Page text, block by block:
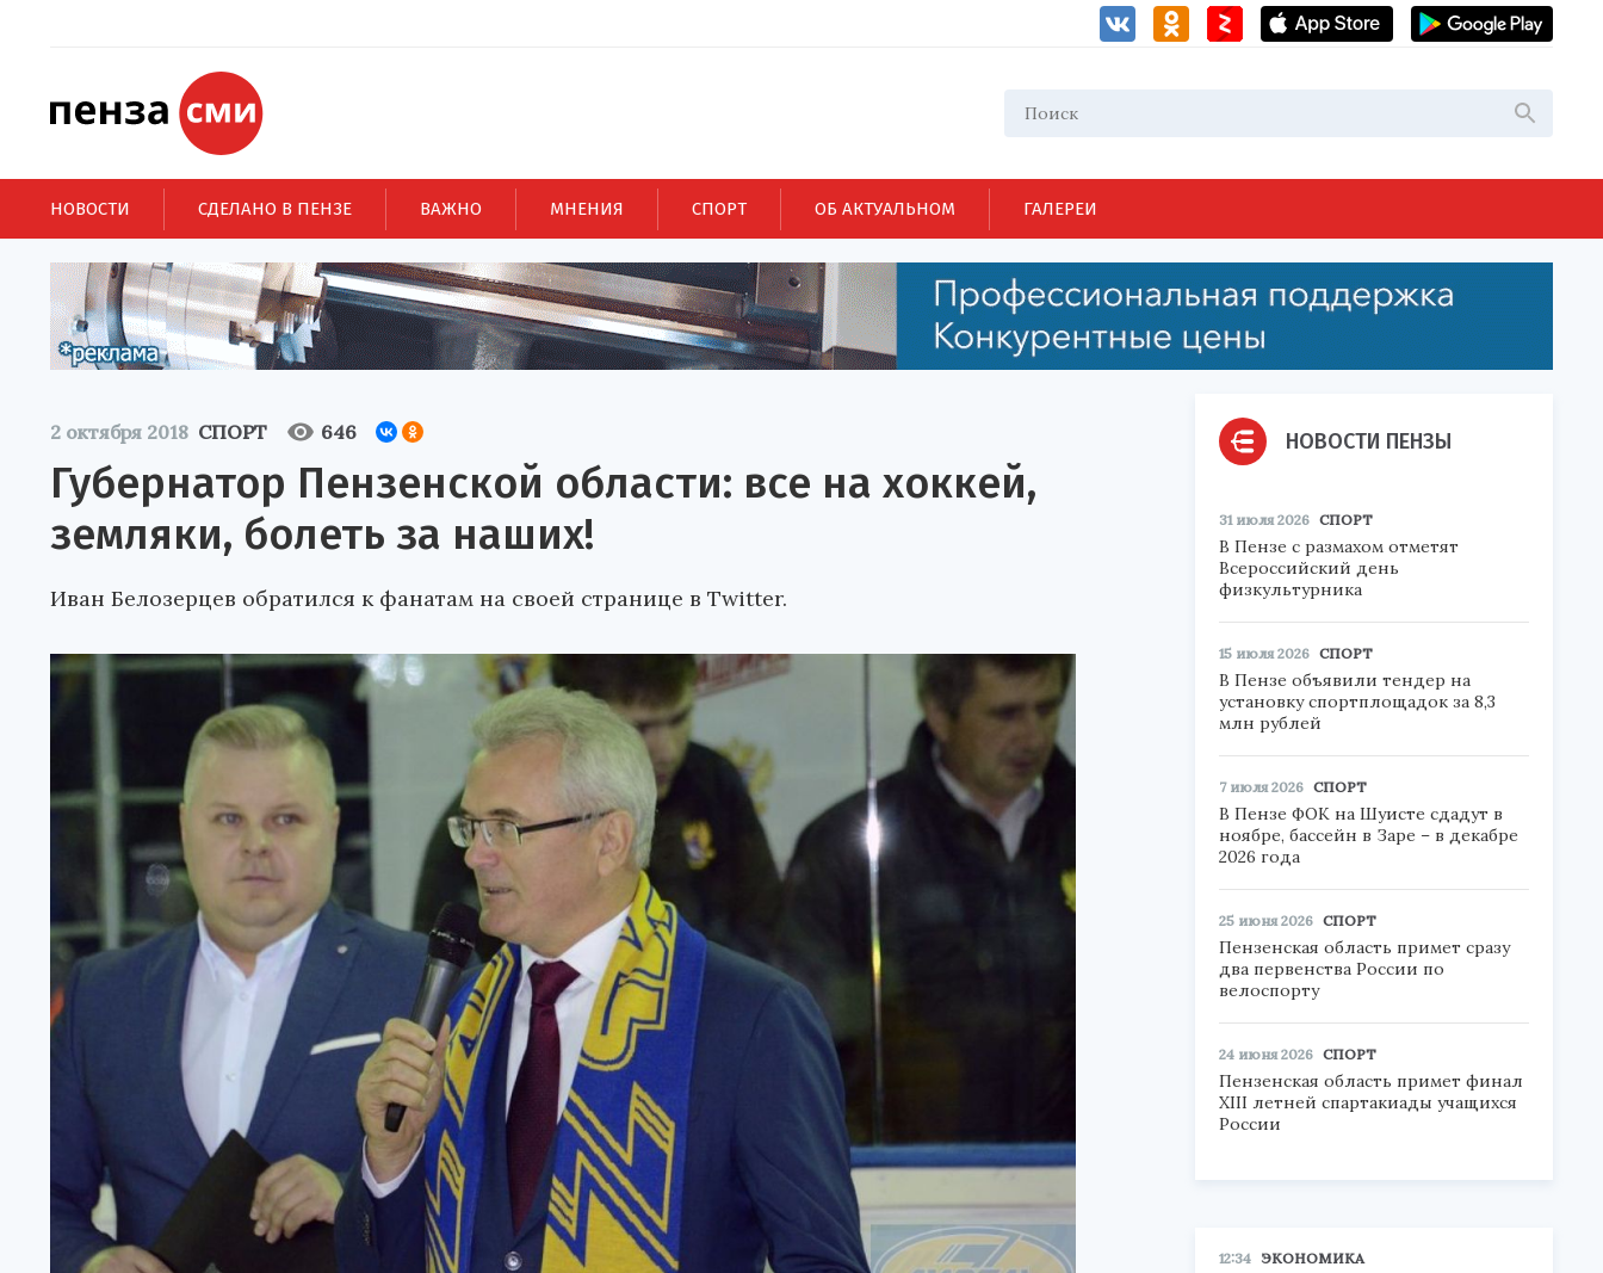
НОВОСТИ СДЕЛАНО В ПЕНЗЕ ВАЖНО МНЕНИЯ СПОРТ ОБ АКТУАЛЬНОМ ГАЛЕРЕИ
2 октября 2018 СПОРТ 646
Губернатор Пензенской области: все на хоккей,
земляки, болеть за наших!
Иван Белозерцев обратился к фанатам на своей странице в Twitter.
НОВОСТИ ПЕНЗЫ
31 июля 2026 СПОРТ
В Пензе с размахом отметят
Всероссийский день
физкультурника
15 июля 2026 СПОРТ
В Пензе объявили тендер на
установку спортплощадок за 8,3
млн рублей
7 июля 2026 СПОРТ
В Пензе ФОК на Шуисте сдадут в
ноябре, бассейн в Заре – в декабре
2026 года
25 июня 2026 СПОРТ
Пензенская область примет сразу
два первенства России по
велоспорту
24 июня 2026 СПОРТ
Пензенская область примет финал
XIII летней спартакиады учащихся
России
12:34 ЭКОНОМИКА